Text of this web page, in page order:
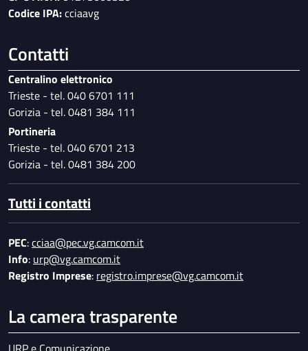
Codice IPA:cciaavg
Contatti
Centralino elettronico
Trieste - tel. 040 6701 111
Gorizia - tel. 0481 384 111
Portineria
Trieste - tel. 040 6701 213
Gorizia - tel. 0481 384 200
Tutti i contatti
PEC:cciaa@pec.vg.camcom.it
Info: urp@vg.camcom.it
Registro Imprese: registro.imprese@vg.camcom.it
La camera trasparente